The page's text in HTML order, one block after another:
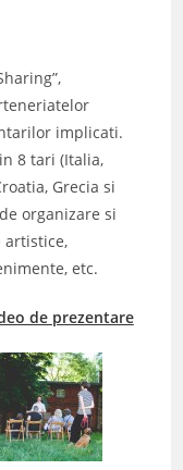
implicati.
8 tari (Italia,
Grecia si
organizare si
artistice,
etc.
de prezentare